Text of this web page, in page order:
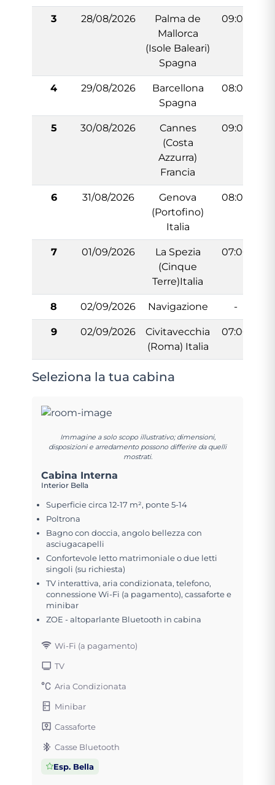
3 28/08/2026
Palma de
Mallorca
(Isole Baleari)
Spagna
09:00
4 29/08/2026
Barcellona
Spagna
08:00
5 30/08/2026
Cannes
(Costa
Azzurra)
Francia
09:00
6 31/08/2026
Genova
(Portofino)
Italia
08:00
7 01/09/2026
La Spezia
(Cinque
Terre)Italia
07:00
8 02/09/2026 Navigazione -
9 02/09/2026
Civitavecchia
(Roma) Italia
07:00
Seleziona la tua cabina
Immagine a solo scopo illustrativo; dimensioni,
disposizioni e arredamento possono differire da quelli
mostrati.
Cabina Interna
Interior Bella
Superficie circa 12-17 m², ponte 5-14
Poltrona
Bagno con doccia, angolo bellezza con
asciugacapelli
Confortevole letto matrimoniale o due letti
singoli (su richiesta)
TV interattiva, aria condizionata, telefono,
connessione Wi-Fi (a pagamento), cassaforte e
minibar
ZOE - altoparlante Bluetooth in cabina
Wi-Fi (a pagamento)
TV
Aria Condizionata
Minibar
Cassaforte
Casse Bluetooth
Esp. Bella